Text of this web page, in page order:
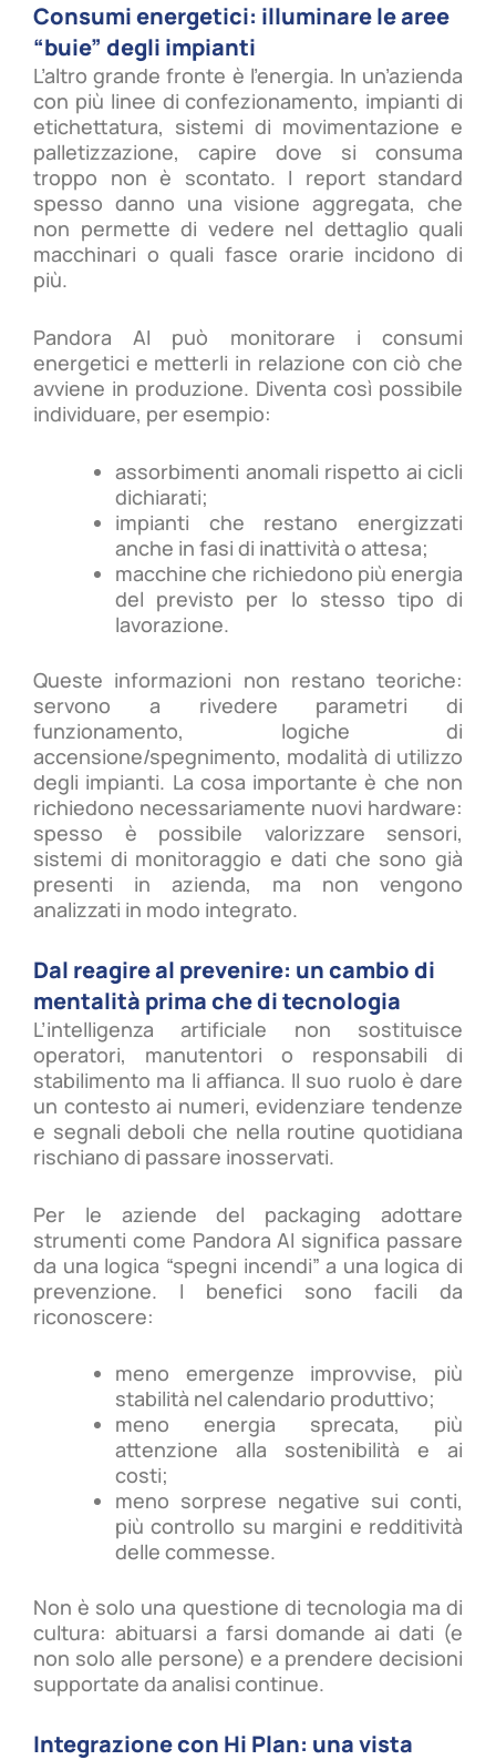
Consumi energetici: illuminare le aree
“buie” degli impianti
L’altro grande fronte è l’energia. In un’azienda
con più linee di confezionamento, impianti di
etichettatura, sistemi di movimentazione e
palletizzazione, capire dove si consuma
troppo non è scontato. I report standard
spesso danno una visione aggregata, che
non permette di vedere nel dettaglio quali
macchinari o quali fasce orarie incidono di
più.
Pandora AI può monitorare i consumi
energetici e metterli in relazione con ciò che
avviene in produzione. Diventa così possibile
individuare, per esempio:
assorbimenti anomali rispetto ai cicli
dichiarati;
impianti che restano energizzati
anche in fasi di inattività o attesa;
macchine che richiedono più energia
del previsto per lo stesso tipo di
lavorazione.
Queste informazioni non restano teoriche:
servono a rivedere parametri di
funzionamento, logiche di
accensione/spegnimento, modalità di utilizzo
degli impianti. La cosa importante è che non
richiedono necessariamente nuovi hardware:
spesso è possibile valorizzare sensori,
sistemi di monitoraggio e dati che sono già
presenti in azienda, ma non vengono
analizzati in modo integrato.
Dal reagire al prevenire: un cambio di
mentalità prima che di tecnologia
L’intelligenza artificiale non sostituisce
operatori, manutentori o responsabili di
stabilimento ma li affianca. Il suo ruolo è dare
un contesto ai numeri, evidenziare tendenze
e segnali deboli che nella routine quotidiana
rischiano di passare inosservati.
Per le aziende del packaging adottare
strumenti come Pandora AI significa passare
da una logica “spegni incendi” a una logica di
prevenzione. I benefici sono facili da
riconoscere:
meno emergenze improvvise, più
stabilità nel calendario produttivo;
meno energia sprecata, più
attenzione alla sostenibilità e ai
costi;
meno sorprese negative sui conti,
più controllo su margini e redditività
delle commesse.
Non è solo una questione di tecnologia ma di
cultura: abituarsi a farsi domande ai dati (e
non solo alle persone) e a prendere decisioni
supportate da analisi continue.
Integrazione con Hi Plan: una vista